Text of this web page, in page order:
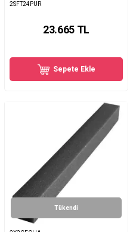
2SFT24PUR
23.665TL
Sepete Ekle
Tükendi